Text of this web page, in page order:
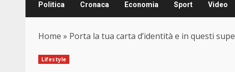
Politica Cronaca Economia Sport Video
Home » Porta la tua carta d’identità e in questi
Lifestyle